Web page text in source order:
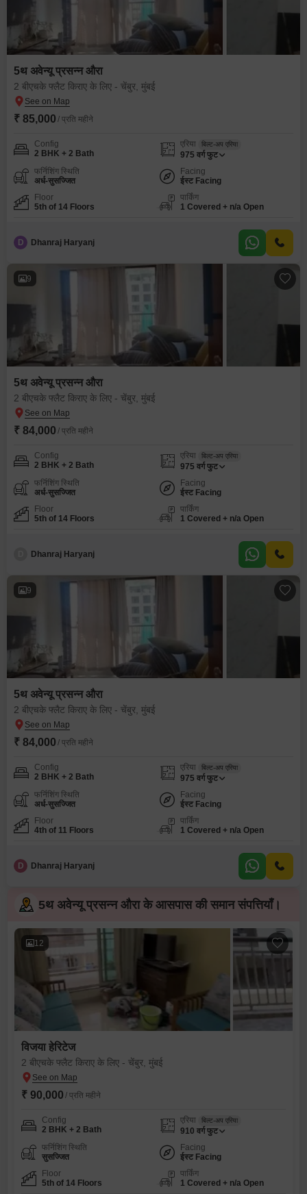
5थ अवेन्यू प्रसन्न औरा
2 बीएचके फ्लैट किराए के लिए - चेंबुर, मुंबई
₹ 85,000 / प्रति महीने
Config
2 BHK + 2 Bath
एरिया बिल्ट-अप एरिया
975 वर्ग फुट
फर्निशिंग स्थिति
अर्ध-सुसज्जित
Facing
ईस्ट Facing
Floor
5th of 14 Floors
पार्किंग
1 Covered + n/a Open
D Dhanraj Haryanj
9
5थ अवेन्यू प्रसन्न औरा
2 बीएचके फ्लैट किराए के लिए - चेंबुर, मुंबई
₹ 84,000 / प्रति महीने
Config
2 BHK + 2 Bath
एरिया बिल्ट-अप एरिया
975 वर्ग फुट
फर्निशिंग स्थिति
अर्ध-सुसज्जित
Facing
ईस्ट Facing
Floor
5th of 14 Floors
पार्किंग
1 Covered + n/a Open
Dhanraj Haryanj
9
5थ अवेन्यू प्रसन्न औरा
2 बीएचके फ्लैट किराए के लिए - चेंबुर, मुंबई
₹ 84,000 / प्रति महीने
Config
2 BHK + 2 Bath
एरिया बिल्ट-अप एरिया
975 वर्ग फुट
फर्निशिंग स्थिति
अर्ध-सुसज्जित
Facing
ईस्ट Facing
Floor
4th of 11 Floors
पार्किंग
1 Covered + n/a Open
D Dhanraj Haryanj
5थ अवेन्यू प्रसन्न औरा के आसपास की समान संपत्तियाँ।
12
विजया हेरिटेज
2 बीएचके फ्लैट किराए के लिए - चेंबुर, मुंबई
₹ 90,000 / प्रति महीने
Config
2 BHK + 2 Bath
एरिया बिल्ट-अप एरिया
910 वर्ग फुट
फर्निशिंग स्थिति
सुसज्जित
Facing
ईस्ट Facing
Floor
5th of 14 Floors
पार्किंग
1 Covered + n/a Open